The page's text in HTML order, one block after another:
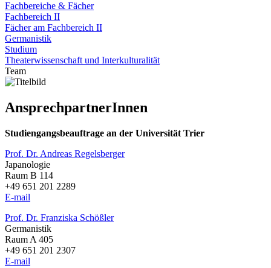
Fachbereiche & Fächer
Fachbereich II
Fächer am Fachbereich II
Germanistik
Studium
Theaterwissenschaft und Interkulturalität
Team
AnsprechpartnerInnen
Studiengangsbeauftrage an der Universität Trier
Prof. Dr. Andreas Regelsberger
Japanologie
Raum B 114
+49 651 201 2289
E-mail
Prof. Dr. Franziska Schößler
Germanistik
Raum A 405
+49 651 201 2307
E-mail